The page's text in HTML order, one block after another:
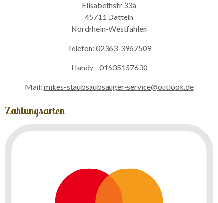
Elisabethstr 33a
45711 Datteln
Nordrhein-Westfahlen
Telefon: 02363-3967509
Handy 01635157630
Mail: mikes-staubsaubsauger-service@outlook.de
Zahlungsarten